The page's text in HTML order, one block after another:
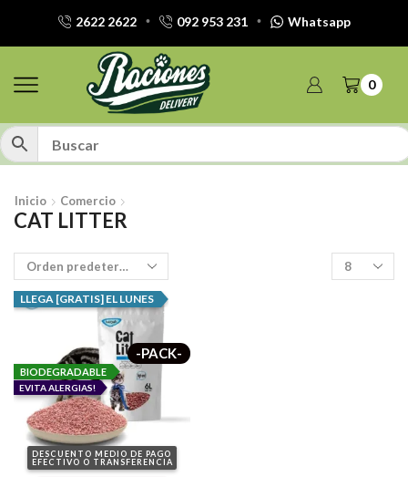
2622 2622 092 953 231 Whatsapp
0
Inicio Comercio
CAT LITTER
Productos
por
BIODEGRADABLE
EVITA ALERGIAS!
-PACK-
DESCUENTO MEDIO DE PAGO
EFECTIVO O TRANSFERENCIA
LLEGA [GRATIS] EL LUNES